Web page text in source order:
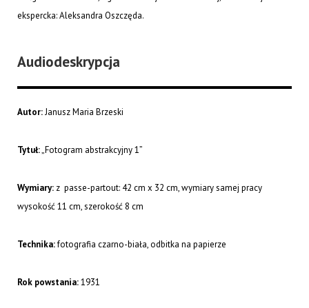
ekspercka: Aleksandra Oszczęda.
Audiodeskrypcja
Autor:Janusz Maria Brzeski
Tytuł:„Fotogram abstrakcyjny 1”
Wymiary: z passe-partout: 42 cm x 32 cm, wymiary samej pracy
wysokość 11 cm, szerokość 8 cm
Technika:fotografia czarno-biała, odbitka na papierze
Rok powstania:1931